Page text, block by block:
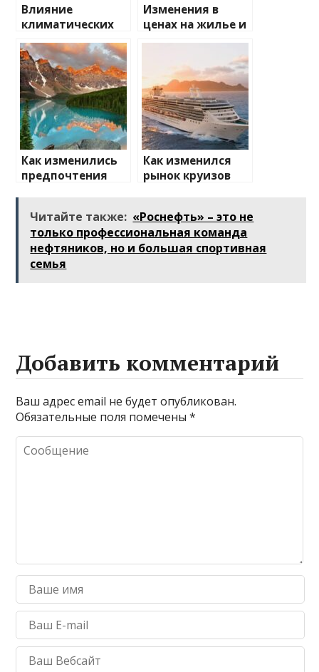
Влияние
климатических
изменений на
туристические
направления
Изменения в
ценах на жилье и
транспорт: что
Как изменились
предпочтения
Как изменился
рынок круизов
Читайте также: «Роснефть» – это не
только профессиональная команда
нефтяников, но и большая спортивная
семья
Добавить комментарий
Ваш адрес email не будет опубликован.
Обязательные поля помечены*